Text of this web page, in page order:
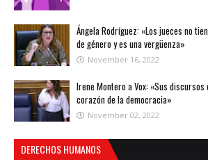
Ángela Rodríguez: «Los jueces no
de género y es una vergüenza»
November 16, 2022
Irene Montero a Vox: «Sus discursos
corazón de la democracia»
November 02, 2022
DERECHOS HUMANOS